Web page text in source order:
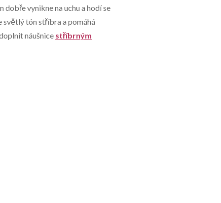
vynikne na uchu a hodí se
světlý tón stříbra a pomáhá
náušnice stříbrným